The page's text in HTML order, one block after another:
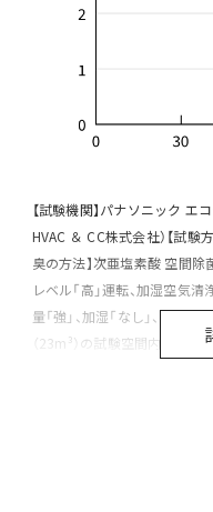
【試験機関】パナソニック エ
HVAC ＆ CC株式会社）【試験
臭の方法】次亜塩素酸 空間除
レベル「高」運転、加湿空気
量「強」、加湿「なし」、気流
（23m³）の試験空間内に設置